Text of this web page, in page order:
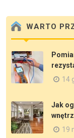
WARTO
14
Jak
19